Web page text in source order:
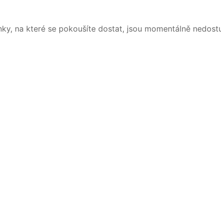
na které se pokoušíte dostat, jsou momentálně